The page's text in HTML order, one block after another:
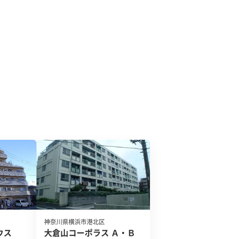
ス
神奈川県横浜市港北区
大倉山コーポラス Ａ・Ｂ